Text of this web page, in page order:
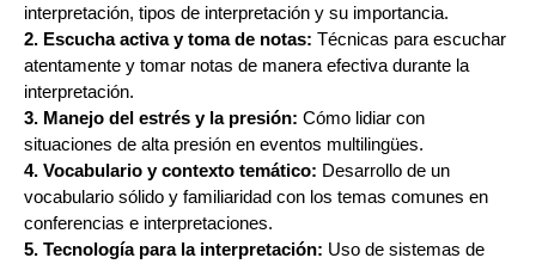
interpretación, tipos de interpretación y su importancia.
2. Escucha activa y toma de notas: Técnicas para escuchar
atentamente y tomar notas de manera efectiva durante la
interpretación.
3. Manejo del estrés y la presión: Cómo lidiar con
situaciones de alta presión en eventos multilingües.
4. Vocabulario y contexto temático: Desarrollo de un
vocabulario sólido y familiaridad con los temas comunes en
conferencias e interpretaciones.
5. Tecnología para la interpretación: Uso de sistemas de